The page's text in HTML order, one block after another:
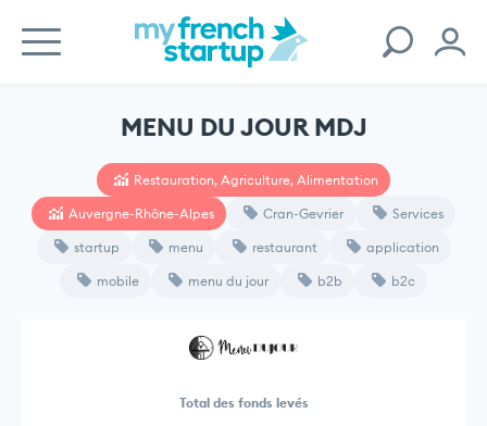
MENU DU JOUR MDJ
Restauration, Agriculture, Alimentation
Auvergne-Rhône-Alpes Cran-Gevrier Services
startup menu restaurant application
mobile menu du jour b2b b2c
Total des fonds levés